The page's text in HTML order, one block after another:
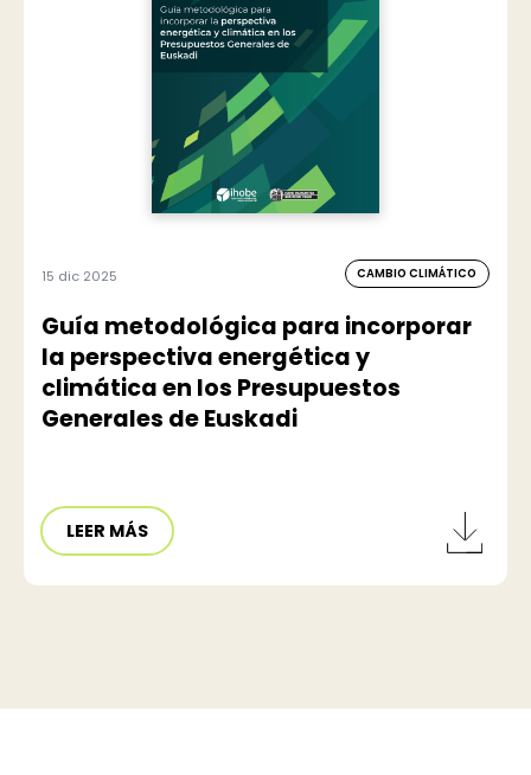
15 dic 2025 CAMBIO CLIMÁTICO
Guía metodológica para incorporar
la perspectiva energética y
climática en los Presupuestos
Generales de Euskadi
LEER MÁS